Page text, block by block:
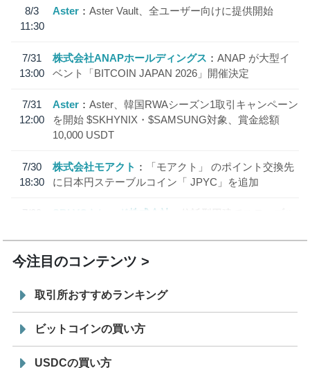
8/3
11:30
Aster Aster Vault、全ユーザー向けに提供開始
7/31
13:00
株式会社ANAPホールディングス
ANAP が大型イ
ベント「BITCOIN JAPAN 2026」開催決定
7/31
12:00
Aster
Aster、韓国RWAシーズン1取引キャンペーン
を開始 $SKHYNIX・$SAMSUNG対象、賞金総額
10,000 USDT
7/30
18:30
株式会社モアクト
「モアクト」 のポイント交換先
に日本円ステーブルコイン「 JPYC」を追加
7/29
SBI VCトレード株式会社
信託型円建てステーブル
今注目のコンテンツ
取引所おすすめランキング
ビットコインの買い方
USDCの買い方